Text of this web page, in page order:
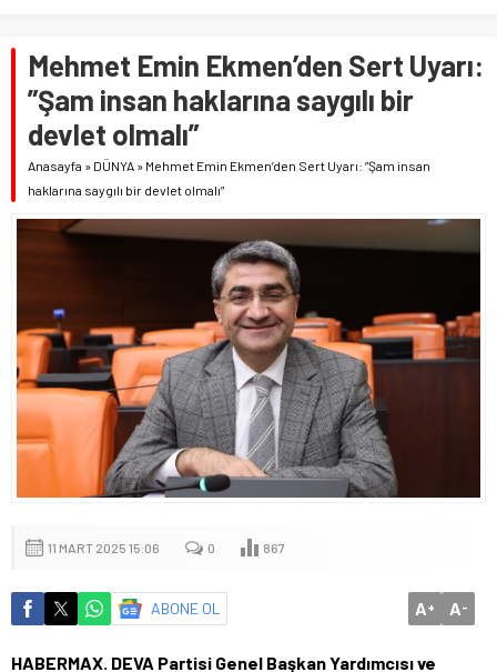
Mehmet Emin Ekmen’den Sert Uyarı:
”Şam insan haklarına saygılı bir
devlet olmalı”
Anasayfa » DÜNYA » Mehmet Emin Ekmen’den Sert Uyarı: ”Şam insan
haklarına saygılı bir devlet olmalı”
11 MART 2025 15:06 0 867
ABONE OL A+ A-
HABERMAX. DEVA Partisi Genel Başkan Yardımcısı ve